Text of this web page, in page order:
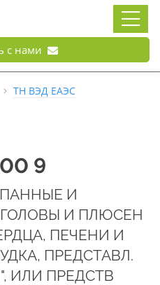
с нами
ТН ВЭД ЕАЭС
9
И
И ПЛЮСЕН
ПЕЧЕНИ И
ПРЕДСТАВЛ.
ИЛИ ПРЕДСТВ